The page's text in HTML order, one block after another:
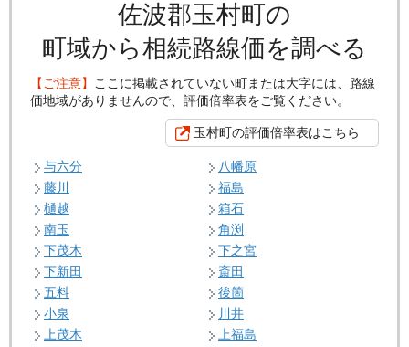
佐波郡玉村町の
町域から相続路線価を調べる
【ご注意】 ここに掲載されていない町または大字には、路線
価地域がありませんので、評価倍率表をご覧ください。
玉村町の評価倍率表はこちら
与六分
八幡原
藤川
福島
樋越
箱石
南玉
角渕
下茂木
下之宮
下新田
斎田
五料
後箇
小泉
川井
上茂木
上福島